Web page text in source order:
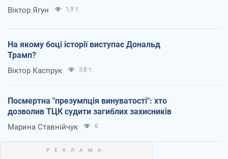
Віктор Ягун 1,9 т.
На якому боці історії виступає Дональд
Трамп?
Віктор Каспрук 3,8 т.
Посмертна "презумпція винуватості": хто
дозволив ТЦК судити загиблих захисників
Марина Ставнійчук 6